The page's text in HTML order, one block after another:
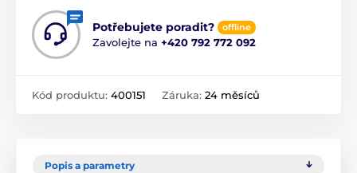
Potřebujete poradit? offline
Zavolejte na +420 792 772 092
Kód produktu: 400151 Záruka: 24 měsíců
Popis a parametry